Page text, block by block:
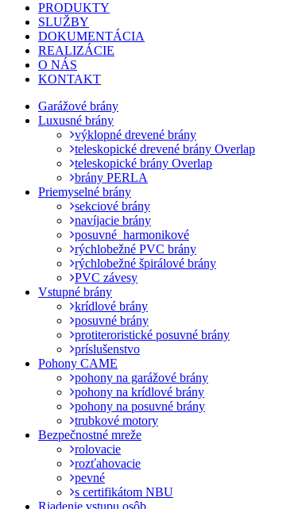
PRODUKTY
SLUŽBY
DOKUMENTÁCIA
REALIZÁCIE
O NÁS
KONTAKT
Garážové brány
Luxusné brány
výklopné drevené brány
teleskopické drevené brány Overlap
teleskopické brány Overlap
brány PERLA
Priemyselné brány
sekciové brány
navíjacie brány
posuvné_harmonikové
rýchlobežné PVC brány
rýchlobežné špirálové brány
PVC závesy
Vstupné brány
krídlové brány
posuvné brány
protiteroristické posuvné brány
príslušenstvo
Pohony CAME
pohony na garážové brány
pohony na krídlové brány
pohony na posuvné brány
trubkové motory
Bezpečnostné mreže
rolovacie
rozťahovacie
pevné
s certifikátom NBU
Riadenie vstupu osôb